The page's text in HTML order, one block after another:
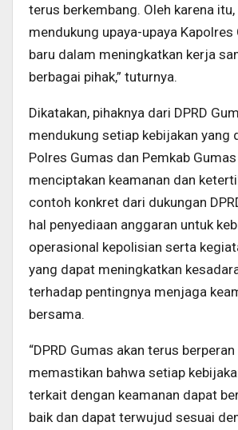
terus berkembang. Oleh karena
mendukung upaya-upaya Kapolres
baru dalam meningkatkan kerja
berbagai pihak,” tuturnya.
Dikatakan, pihaknya dari DPRD
mendukung setiap kebijakan yang
Polres Gumas dan Pemkab
menciptakan keamanan dan
contoh konkret dari dukungan
hal penyediaan anggaran untuk
operasional kepolisian serta
yang dapat meningkatkan
terhadap pentingnya menjaga
bersama.
“DPRD Gumas akan terus
memastikan bahwa setiap
terkait dengan keamanan dapat
baik dan dapat terwujud sesuai